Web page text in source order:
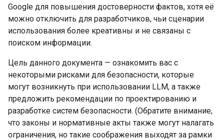
Google для повышения достоверности фактов, хотя её
можно отключить для разработчиков, чьи сценарии
использования более креативны и не связаны с
поиском информации.
Цель данного документа — ознакомить вас с
некоторыми рисками для безопасности, которые
могут возникнуть при использовании LLM, а также
предложить рекомендации по проектированию и
разработке систем безопасности. (Обратите внимание,
что законы и нормативные акты также могут налагать
ограничения, но такие соображения выходят за рамки